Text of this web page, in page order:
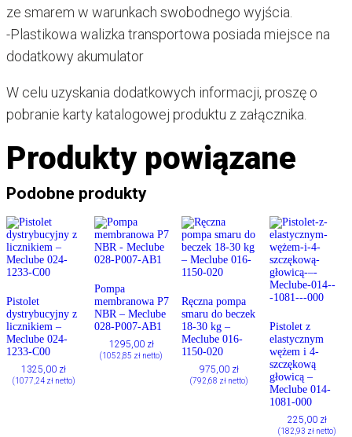
ze smarem w warunkach swobodnego wyjścia.
-Plastikowa walizka transportowa posiada miejsce na
dodatkowy akumulator
W celu uzyskania dodatkowych informacji, proszę o
pobranie karty katalogowej produktu z załącznika.
Produkty powiązane
Podobne produkty
Pistolet
dystrybucyjny z
licznikiem –
Meclube 024-
1233-C00
1325,00 zł
(1077,24 złnetto)
Pompa
membranowa P7
NBR – Meclube
028-P007-AB1
1295,00 zł
(1052,85 zł netto)
Ręczna pompa
smaru do beczek
18-30 kg –
Meclube 016-
1150-020
975,00 zł
(792,68 złnetto)
Pistolet z
elastycznym
wężem i 4-
szczękową
głowicą –
Meclube 014-
1081-000
225,00 zł
(182,93 złnetto)